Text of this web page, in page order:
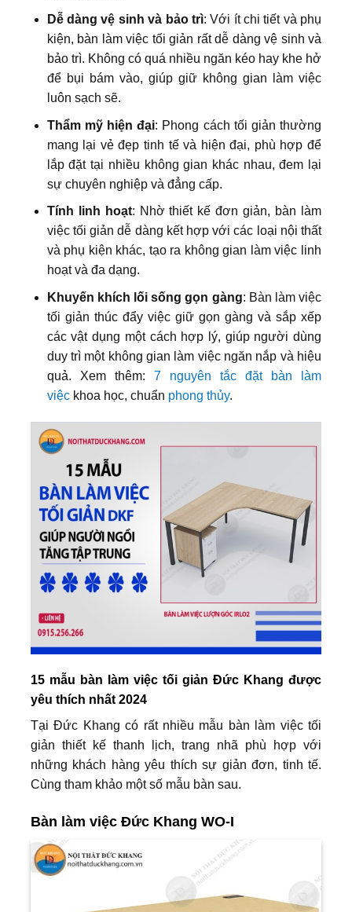
Dễ dàng vệ sinh và bảo trì: Với ít chi tiết và phụ
kiện, bàn làm việc tối giản rất dễ dàng vệ sinh và
bảo trì. Không có quá nhiều ngăn kéo hay khe hở
để bụi bám vào, giúp giữ không gian làm việc
luôn sạch sẽ.
Thẩm mỹ hiện đại: Phong cách tối giản thường
mang lại vẻ đẹp tinh tế và hiện đại, phù hợp để
lắp đặt tại nhiều không gian khác nhau, đem lại
sự chuyên nghiệp và đẳng cấp.
Tính linh hoạt: Nhờ thiết kế đơn giản, bàn làm
việc tối giản dễ dàng kết hợp với các loại nội thất
và phụ kiện khác, tạo ra không gian làm việc linh
hoạt và đa dạng.
Khuyến khích lối sống gọn gàng: Bàn làm việc
tối giản thúc đẩy việc giữ gọn gàng và sắp xếp
các vật dụng một cách hợp lý, giúp người dùng
duy trì một không gian làm việc ngăn nắp và hiệu
quả. Xem thêm: 7 nguyên tắc đặt bàn làm
việckhoa học, chuẩn phong thủy.
15 mẫu bàn làm việc tối giản Đức Khang được
yêu thích nhất 2024
Tại Đức Khang có rất nhiều mẫu bàn làm việc tối
giản thiết kế thanh lịch, trang nhã phù hợp với
những khách hàng yêu thích sự giản đơn, tinh tế.
Cùng tham khảo một số mẫu bàn sau.
Bàn làm việc Đức Khang WO-I